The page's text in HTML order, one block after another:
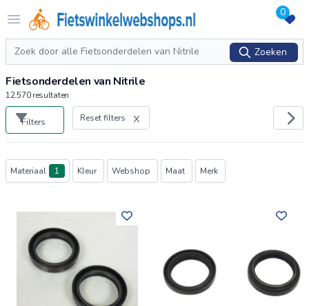
Open menu
Logo Fietswinkelwebshops.nl 0
Zoeken
Zoeken
Fietsonderdelen van Nitrile
12.570resultaten
Filters Reset filters
Producten
Materiaal 1 Kleur Webshop Maat Merk